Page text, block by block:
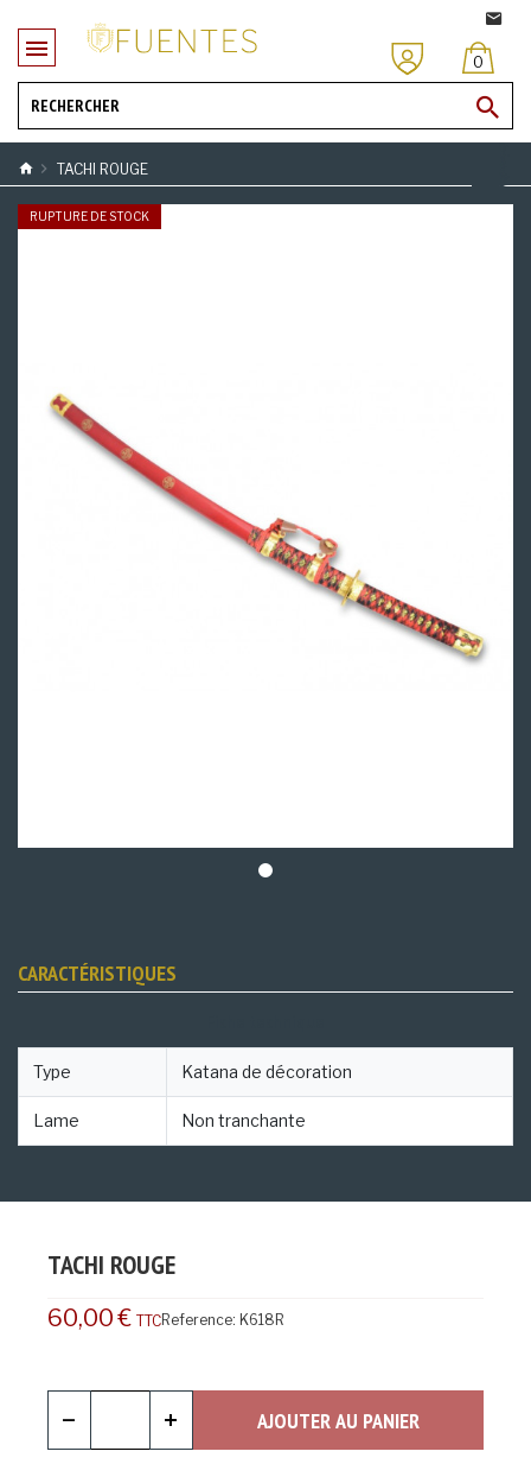
0
TACHI ROUGE
RUPTURE DE STOCK
CARACTÉRISTIQUES
Type Katana de décoration
Lame Non tranchante
TACHI ROUGE
60,00 € TTCReference: K618R
AJOUTER AU PANIER